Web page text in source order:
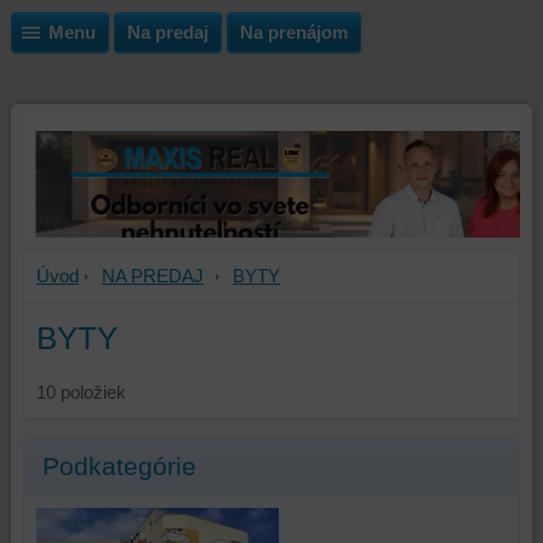
Menu Na predaj Na prenájom
Úvod NA PREDAJ BYTY
BYTY
10 položiek
Podkategórie